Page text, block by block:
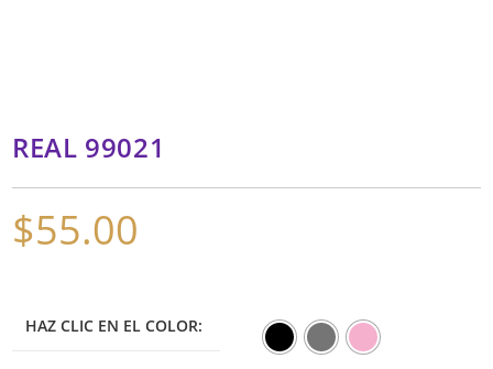
REAL 99021
$55.00
HAZ CLIC EN EL COLOR: